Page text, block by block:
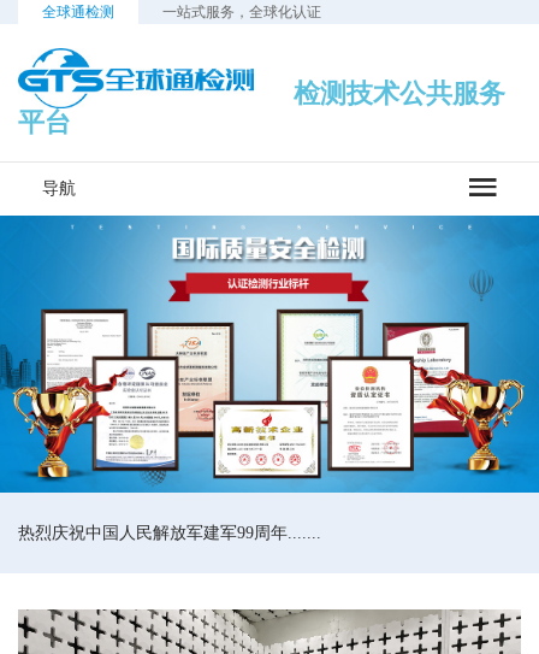
全球通检测 一站式服务，全球化认证
检测技术公共服务
平台
导航
热烈庆祝中国人民解放军建军99周年.......